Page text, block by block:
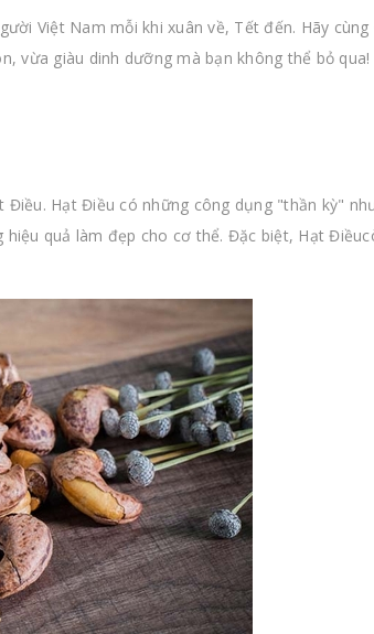
Việt Nam mỗi khi xuân về, Tết đến. Hãy cùng
vừa giàu dinh dưỡng mà bạn không thể bỏ qua!
Hạt Điều có những công dụng "thần kỳ"
quả làm đẹp cho cơ thể. Đặc biệt, Hạt